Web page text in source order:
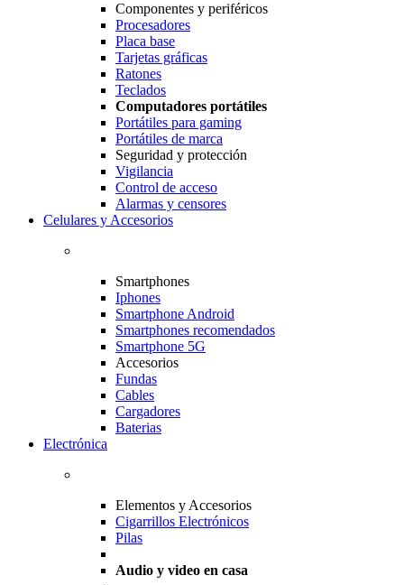
Componentes y periféricos
Procesadores
Placa base
Tarjetas gráficas
Ratones
Teclados
Computadores portátiles
Portátiles para gaming
Portátiles de marca
Seguridad y protección
Vigilancia
Control de acceso
Alarmas y censores
Celulares y Accesorios
Smartphones
Iphones
Smartphone Android
Smartphones recomendados
Smartphone 5G
Accesorios
Fundas
Cables
Cargadores
Baterias
Electrónica
Elementos y Accesorios
Cigarrillos Electrónicos
Pilas
Audio y video en casa